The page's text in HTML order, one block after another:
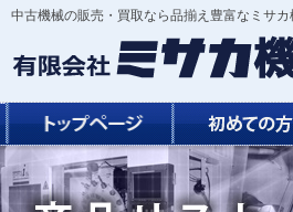
中古機械の販売・買取なら品揃え豊富なミサ